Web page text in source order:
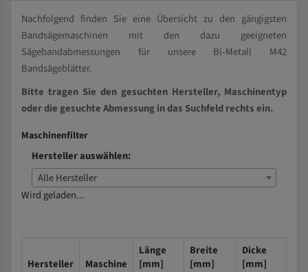
Nachfolgend finden Sie eine Übersicht zu den gängigsten
Bandsägemaschinen mit den dazu geeigneten
Sägebandabmessungen für unsere Bi-Metall M42
Bandsägeblätter.
Bitte tragen Sie den gesuchten Hersteller, Maschinentyp
oder die gesuchte Abmessung in das Suchfeld rechts ein.
Maschinenfilter
Hersteller auswählen:
Alle Hersteller
Wird geladen...
Hersteller Maschine
Länge
[mm]
Breite
[mm]
Dicke
[mm]